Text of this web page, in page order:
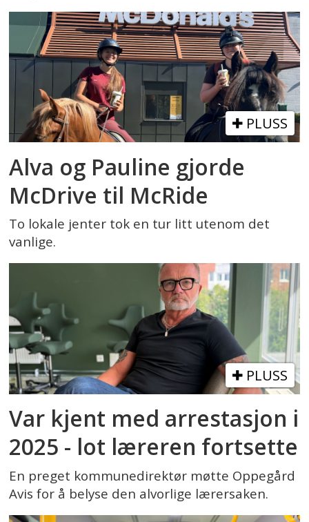
PLUSS
Alva og Pauline gjorde
McDrive til McRide
To lokale jenter tok en tur litt utenom det
vanlige.
PLUSS
Var kjent med arrestasjon i
2025 - lot læreren fortsette
En preget kommunedirektør møtte Oppegård
Avis for å belyse den alvorlige lærersaken.